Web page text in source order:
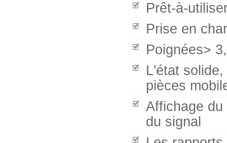
Prêt-à-
Prise en
Poignées>
L'état
pièces
Affichage
du signal